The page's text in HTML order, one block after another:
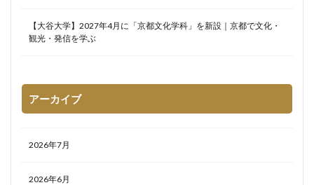
【大谷大学】2027年4月に「京都文化学科」を新設｜京都で文化・
観光・発信を学ぶ
アーカイブ
2026年7月
2026年6月